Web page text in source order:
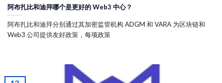
阿布扎比和迪拜哪个是更好的 Web3 中心？
阿布扎比和迪拜分别通过其加密监管机构 ADGM 和 VARA 为区块链和
Web3 公司提供友好政策，每项政策